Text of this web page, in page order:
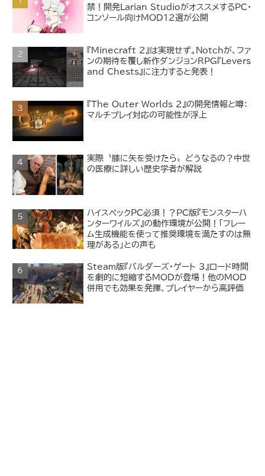
禁！開発Larian StudioがオススメするPC・
コンソール向けMOD12選が公開
『Minecraft 2』は実現せず。Notchが、ファ
ンの期待を覆し新作ダンジョンRPG『Levers
and Chests』に注力すると発表！
『The Outer Worlds 2』の開発情報と噂：
マルチプレイ対応の可能性が浮上
実際〝膝に矢を受けたら〟どうなるの？中世
の医療に詳しい歴史学者が解説
ハイスペックPC必須！？PC版『モンスターハ
ンターワイルズ』の動作環境が公開！「フレー
ム生成機能を使って推奨環境を満たすのは無
理がある」との声も
Steam版『バルダーズ・ゲート 3』ロード時間
を劇的に短縮するMODが登場！他のMOD
併用でも効果を発揮、プレイヤーから高評価